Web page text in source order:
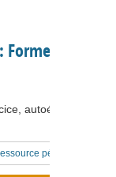
autoévaluation,
pédagogique